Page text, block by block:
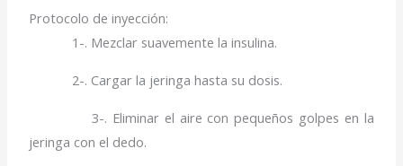
Protocolo de inyección:
1-. Mezclar suavemente la insulina.
2-. Cargar la jeringa hasta su dosis.
3-. Eliminar el aire con pequeños golpes en la
jeringa con el dedo.